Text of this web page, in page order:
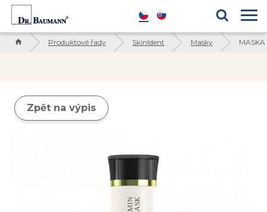
Kosmetické ingredience
Produktové řady SkinIdent Masky MASKA
Zpět na výpis